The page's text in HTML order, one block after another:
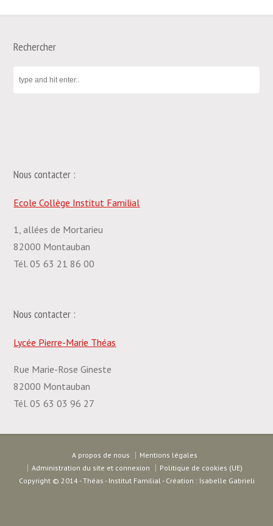
Rechercher
Nous contacter :
Ecole Collège Institut Familial
1, allées de Mortarieu
82000 Montauban
Tél. 05 63 21 86 00
Nous contacter :
Lycée Pierre-Marie Théas
Rue Marie-Rose Gineste
82000 Montauban
Tél. 05 63 03 96 27
A propos de nous
Mentions légales
Administration du site et connexion
Politique de cookies (UE)
Copyright © 2014 - Théas - Institut Familial - Création : Isabelle Gabrieli